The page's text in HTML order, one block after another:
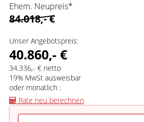
Ehem. Neupreis*
84.018,- €
Unser Angebotspreis:
40.860,- €
34.336,- € netto
19% MwSt ausweisbar
oder monatlich :
Rate neu berechnen